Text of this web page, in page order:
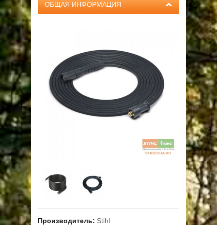
ПРИНАДЛЕЖНОСТИ
ДОСТАВКА
ОПЛАТА
ГАРАНТИЯ И СЕРВИС
АКЦИИ
ОБЩАЯ ИНФОРМАЦИЯ
Производитель: Stihl